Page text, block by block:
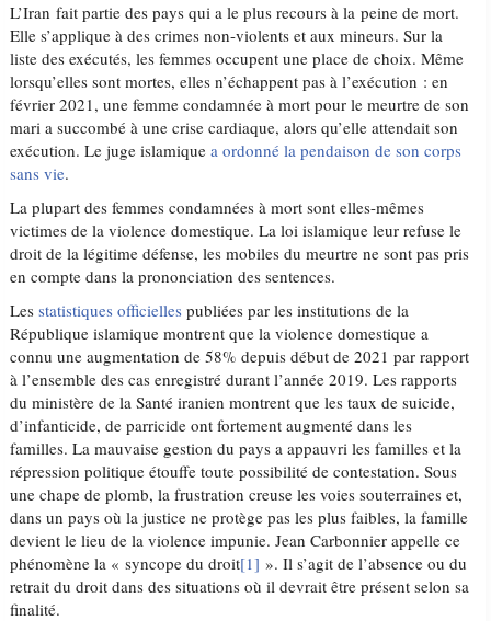
L’Iran fait partie des pays qui a le plus recours à la peine de mort.
Elle s’applique à des crimes non-violents et aux mineurs. Sur la
liste des exécutés, les femmes occupent une place de choix. Même
lorsqu’elles sont mortes, elles n’échappent pas à l’exécution : en
février 2021, une femme condamnée à mort pour le meurtre de son
mari a succombé à une crise cardiaque, alors qu’elle attendait son
exécution. Le juge islamiquea ordonné la pendaison de son corps
sans vie.
La plupart des femmes condamnées à mort sont elles-mêmes
victimes de la violence domestique. La loi islamique leur refuse le
droit de la légitime défense, les mobiles du meurtre ne sont pas pris
en compte dans la prononciation des sentences.
Lesstatistiques officielles publiées par les institutions de la
République islamique montrent que la violence domestique a
connu une augmentation de 58% depuis début de 2021 par rapport
à l’ensemble des cas enregistré durant l’année 2019. Les rapports
du ministère de la Santé iranien montrent que les taux de suicide,
d’infanticide, de parricide ont fortement augmenté dans les
familles. La mauvaise gestion du pays a appauvri les familles et la
répression politique étouffe toute possibilité de contestation. Sous
une chape de plomb, la frustration creuse les voies souterraines et,
dans un pays où la justice ne protège pas les plus faibles, la famille
devient le lieu de la violence impunie. Jean Carbonnier appelle ce
phénomène la « syncope du droit[1] ». Il s’agit de l’absence ou du
retrait du droit dans des situations où il devrait être présent selon sa
finalité.